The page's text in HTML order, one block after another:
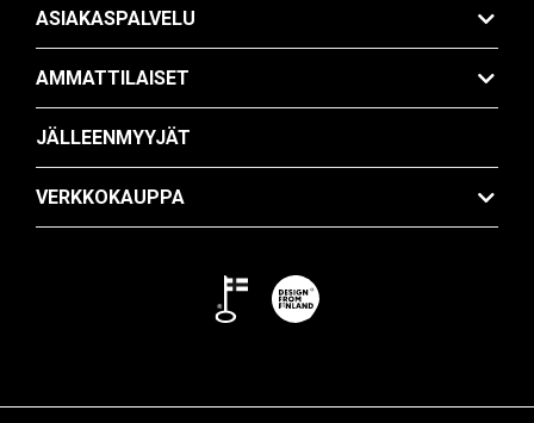
ASIAKASPALVELU
AMMATTILAISET
JÄLLEENMYYJÄT
VERKKOKAUPPA